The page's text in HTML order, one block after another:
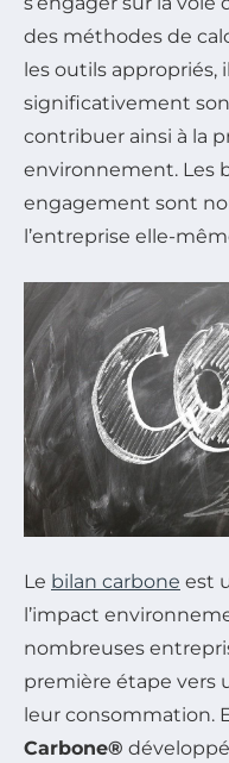
des méthodes de
les outils appropriés,
significativement
contribuer ainsi à la
environnement. Les
engagement sont
l’entreprise elle-
Le bilan carbone est
l’impact
nombreuses
première étape vers
leur consommation.
Carbone®